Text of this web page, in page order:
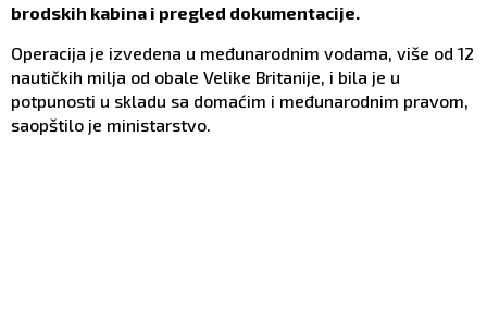
brodskih kabina i pregled dokumentacije.
Operacija je izvedena u međunarodnim vodama, više od 12
nautičkih milja od obale Velike Britanije, i bila je u
potpunosti u skladu sa domaćim i međunarodnim pravom,
saopštilo je ministarstvo.